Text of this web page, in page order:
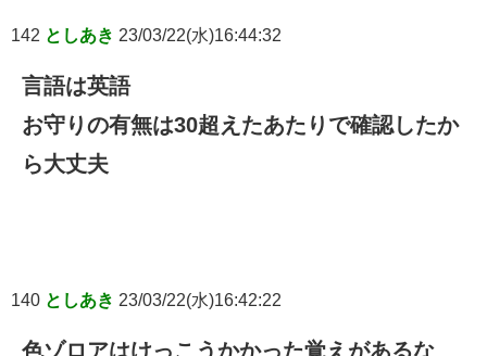
142 としあき 23/03/22(水)16:44:32
言語は英語
お守りの有無は30超えたあたりで確認したか
ら大丈夫
140 としあき 23/03/22(水)16:42:22
色ゾロアはけっこうかかった覚えがあるな